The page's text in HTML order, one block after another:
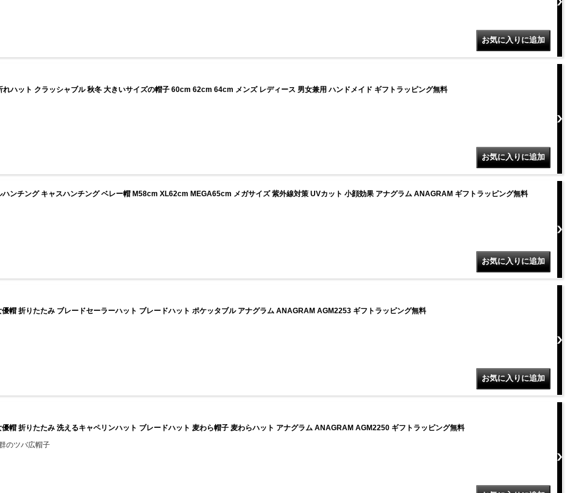
ハット クラッシャブル 秋冬 大きいサイズの帽子 60cm 62cm 64cm メンズ レディース 男女兼用 ハンドメイド ギフトラッピング無料
ンチング キャスハンチング ベレー帽 M58cm XL62cm MEGA65cm メガサイズ 紫外線対策 UVカット 小顔効果 アナグラム ANAGRAM ギフトラッピング無料
帽 折りたたみ ブレードセーラーハット ブレードハット ポケッタブル アナグラム ANAGRAM AGM2253 ギフトラッピング無料
帽 折りたたみ 洗えるキャペリンハット ブレードハット 麦わら帽子 麦わらハット アナグラム ANAGRAM AGM2250 ギフトラッピング無料
のツバ広帽子